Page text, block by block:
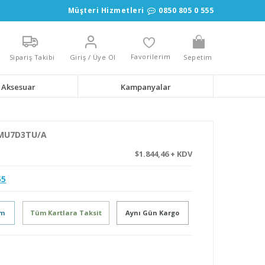
Müşteri Hizmetleri 0850 805 0 555
Sipariş Takibi Giriş / Üye Ol Favorilerim Sepetim
Aksesuar Kampanyalar
A
$1.844,46 + KDV
Tüm Kartlara Taksit Aynı Gün Kargo